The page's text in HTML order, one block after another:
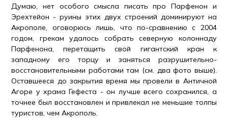
Думаю, нет особого смысла писать про Парфенон и
Эрехтейон - руины этих двух строений доминируют на
Акрополе, оговорюсь лишь, что по-сравнению с 2004
годом, грекам удалось собрать северную колоннаду
Парфенона, перетащить свой гигантский кран к
западному его торцу и заняться разрушительно-
восстановительными работами там (см. два фото выше).
Оставшееся до закрытия время мы провели в Античной
Агоре у храма Гефеста - он лучше всего сохранился, а
точнее был восстановлен и привлекал не меньшие толпы
туристов, чем Акрополь.